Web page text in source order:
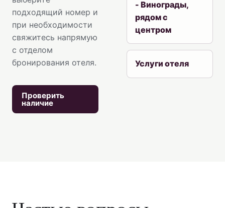
подходящий номер и
при необходимости
свяжитесь напрямую
с отделом
бронирования отеля.
Проверить
наличие
- Винограды,
рядом с
центром
Услуги отеля